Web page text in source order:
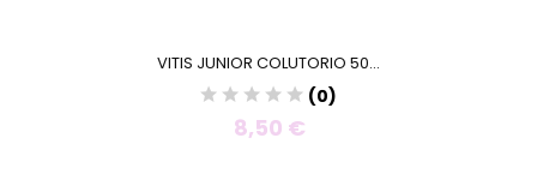
VITIS JUNIOR COLUTORIO 50...
(0)
8,50 €